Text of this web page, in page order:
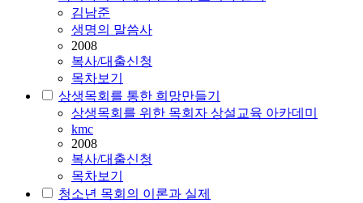
김남준
생명의 말씀사
2008
복사/대출신청
목차보기
상생목회를 통한 희망만들기
상생목회를 위한 목회자 상설교육 아카데미
kmc
2008
복사/대출신청
목차보기
청소년 목회의 이론과 실제